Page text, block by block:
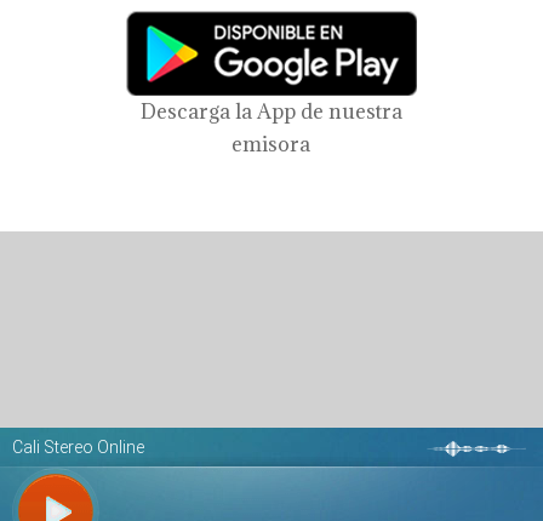
Descarga la App de nuestra
emisora